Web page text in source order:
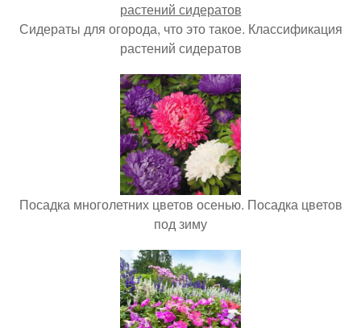
Сидераты для огорода, что это такое. Классификация
растений сидератов
Посадка многолетних цветов осенью. Посадка цветов
под зиму